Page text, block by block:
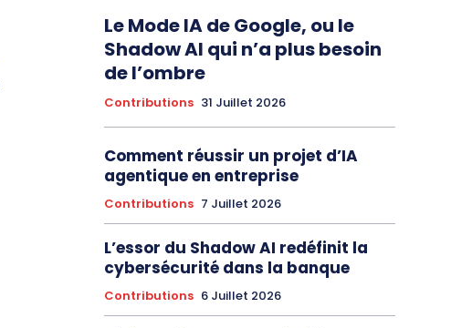
Le Mode IA de Google, ou le
Shadow AI qui n’a plus besoin
de l’ombre
Contributions 31 Juillet 2026
Comment réussir un projet d’IA
agentique en entreprise
Contributions 7 Juillet 2026
L’essor du Shadow AI redéfinit la
cybersécurité dans la banque
Contributions 6 Juillet 2026